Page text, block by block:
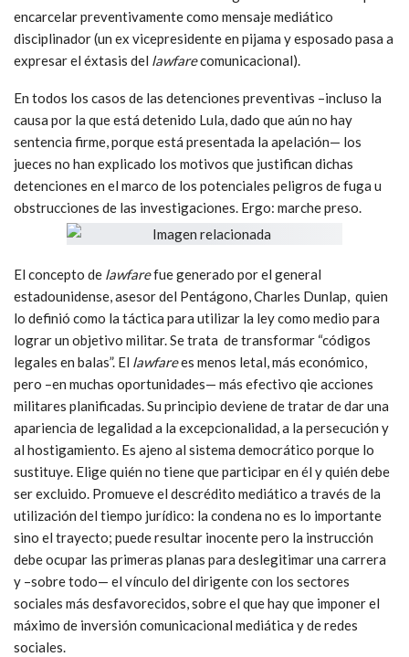
encarcelar preventivamente como mensaje mediático
disciplinador (un ex vicepresidente en pijama y esposado pasa a
expresar el éxtasis del lawfarecomunicacional).
En todos los casos de las detenciones preventivas –incluso la
causa por la que está detenido Lula, dado que aún no hay
sentencia firme, porque está presentada la apelación— los
jueces no han explicado los motivos que justifican dichas
detenciones en el marco de los potenciales peligros de fuga u
obstrucciones de las investigaciones. Ergo: marche preso.
El concepto de lawfarefue generado por el general
estadounidense, asesor del Pentágono, Charles Dunlap, quien
lo definió como la táctica para utilizar la ley como medio para
lograr un objetivo militar. Se trata de transformar “códigos
legales en balas”. El lawfarees menos letal, más económico,
pero –en muchas oportunidades— más efectivo qie acciones
militares planificadas. Su principio deviene de tratar de dar una
apariencia de legalidad a la excepcionalidad, a la persecución y
al hostigamiento. Es ajeno al sistema democrático porque lo
sustituye. Elige quién no tiene que participar en él y quién debe
ser excluido. Promueve el descrédito mediático a través de la
utilización del tiempo jurídico: la condena no es lo importante
sino el trayecto; puede resultar inocente pero la instrucción
debe ocupar las primeras planas para deslegitimar una carrera
y –sobre todo— el vínculo del dirigente con los sectores
sociales más desfavorecidos, sobre el que hay que imponer el
máximo de inversión comunicacional mediática y de redes
sociales.